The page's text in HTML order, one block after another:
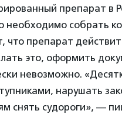
препарат в
необходимо собрать
что препарат
это, оформить
невозможно.
нарушать
снять судороги», —